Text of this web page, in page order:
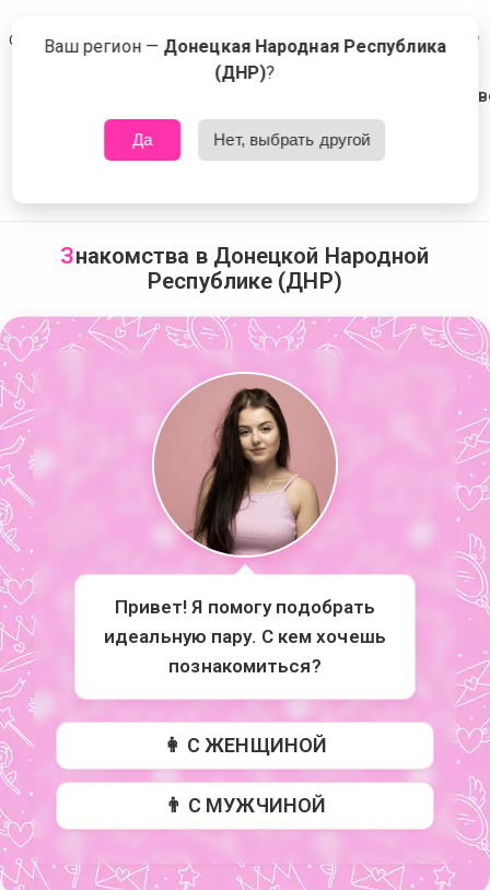
Сейчас знакомятся в Донецкой Народной Республике (ДНР) Что это?
Знакомства в Донецкой Народной
Республике (ДНР)
Привет! Я помогу подобрать
идеальную пару. С кем хочешь
познакомиться?
👩 С ЖЕНЩИНОЙ
👨 С МУЖЧИНОЙ
Ваш регион — Донецкая Народная Республика
(ДНР)?
Да Нет, выбрать другой